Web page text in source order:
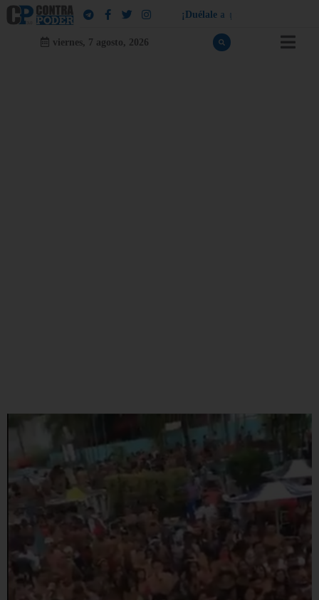
¡ Dué a e a q
viernes, 7 agosto, 2026